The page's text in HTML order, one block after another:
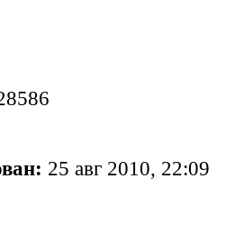
25 авг 2010, 22:09